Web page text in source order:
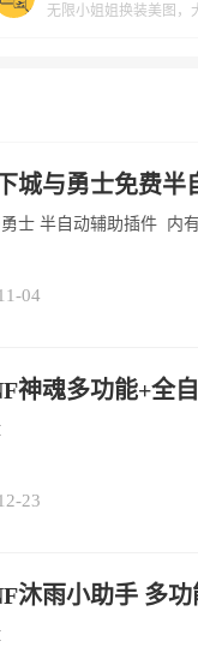
无限小姐姐换装美图，
城与勇士免费半
下城与勇士 半自动辅助插
04
神魂多功能+全
23
沐雨小助手 多功